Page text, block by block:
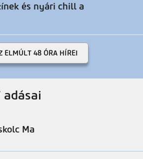
és nyári chill a
ELMÚLT 48 ÓRA HÍREI
adásai
Ma